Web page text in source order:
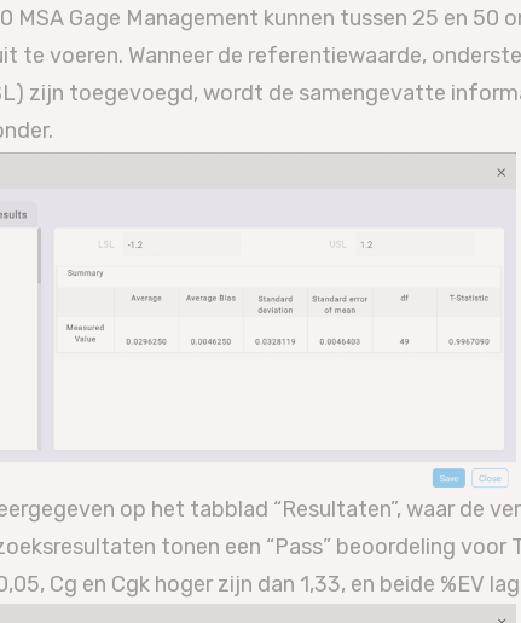
MSA Gage Management kunnen tussen 25 en 50
te voeren. Wanneer de referentiewaarde,
zijn toegevoegd, wordt de samengevatte
op het tabblad “Resultaten”, waar de
tonen een “Pass” beoordeling voor
Cg en Cgk hoger zijn dan 1,33, en beide %EV